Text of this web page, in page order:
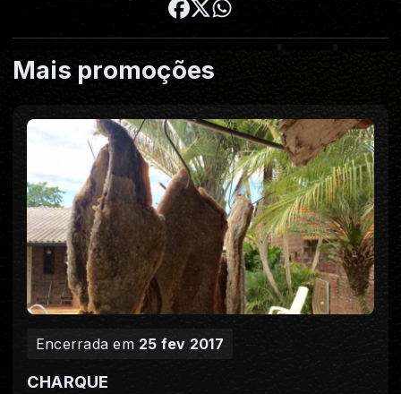
Mais promoções
Encerrada em 25 fev 2017
CHARQUE